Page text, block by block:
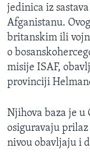
jedinica iz
Afganistanu.
britanskim ili
o
misije ISAF,
provinciji
Njihova baza je u
osiguravaju
nivou obavljaju i